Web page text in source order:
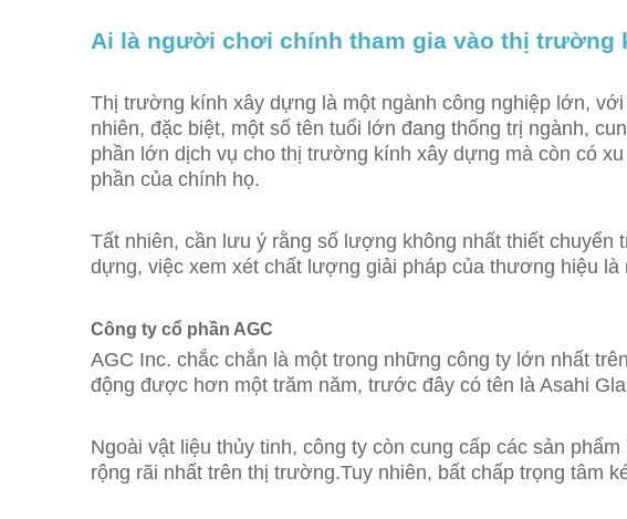
Ai là người chơi chính tham gia vào thị trường
Thị trường kính xây dựng là một ngành công nghiệp lớn,
nhiên, đặc biệt, một số tên tuổi lớn đang thống trị ngành,
phần lớn dịch vụ cho thị trường kính xây dựng mà còn có
phần của chính họ.
Tất nhiên, cần lưu ý rằng số lượng không nhất thiết
dựng, việc xem xét chất lượng giải pháp của thương hiệu là
Công ty cổ phần AGC
AGC Inc. chắc chắn là một trong những công ty lớn nhất
động được hơn một trăm năm, trước đây có tên là Asahi
Ngoài vật liệu thủy tinh, công ty còn cung cấp các sản
rộng rãi nhất trên thị trường.Tuy nhiên, bất chấp trọng tâm